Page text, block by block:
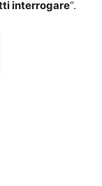
interrogare“.